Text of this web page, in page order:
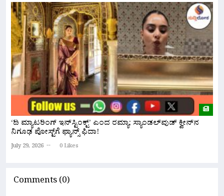
‘ದಿ ಮ್ಯಾಟರಿಂಗ್ ಇನ್‌ಸ್ಟಿಂಕ್ಟ್’ ಎಂದ ರಮ್ಯಾ; ಸ್ಯಾಂಡಲ್‌ವುಡ್ ಕ್ವೀನ್‌ನ
ನಿಗೂಢ ಪೋಸ್ಟ್‌ಗೆ ಫ್ಯಾನ್ಸ್ ಫಿದಾ!
July 29, 2026 0 Likes
Comments (0)